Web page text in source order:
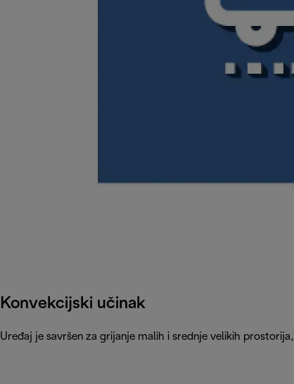
Konvekcijski učinak
Uređaj je savršen za grijanje malih i srednje velikih